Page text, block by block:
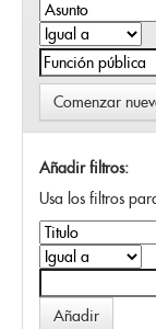
Comenzar
Añadir filtros:
Usa los filtros